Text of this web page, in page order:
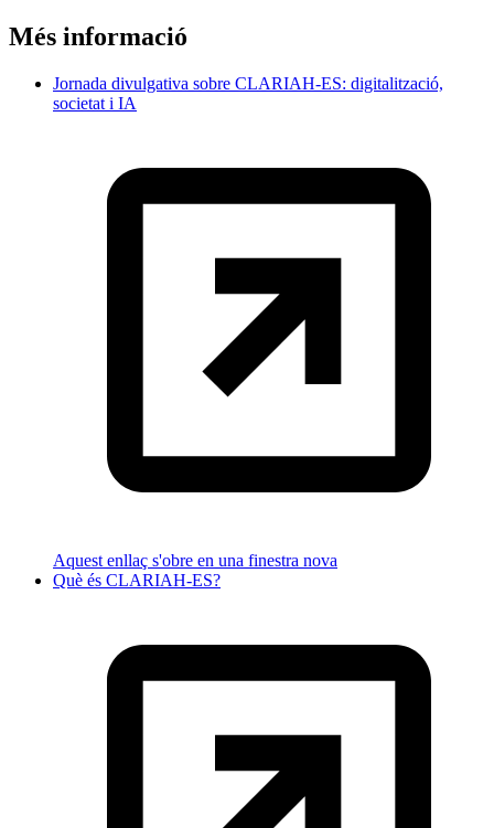
Més informació
Jornada divulgativa sobre CLARIAH-ES: digitalització,
societat i IA
Aquest enllaç s'obre en una finestra nova
Què és CLARIAH-ES?